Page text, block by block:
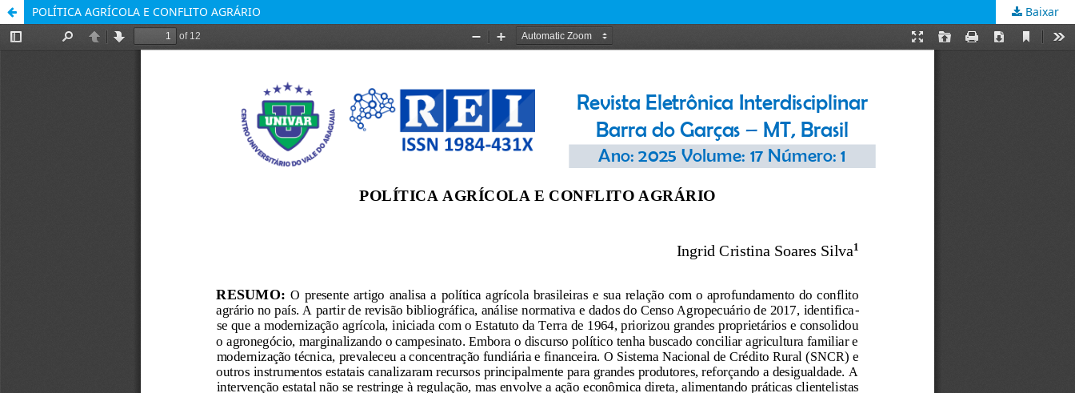
POLÍTICA AGRÍCOLA E CONFLITO AGRÁRIO Baixar